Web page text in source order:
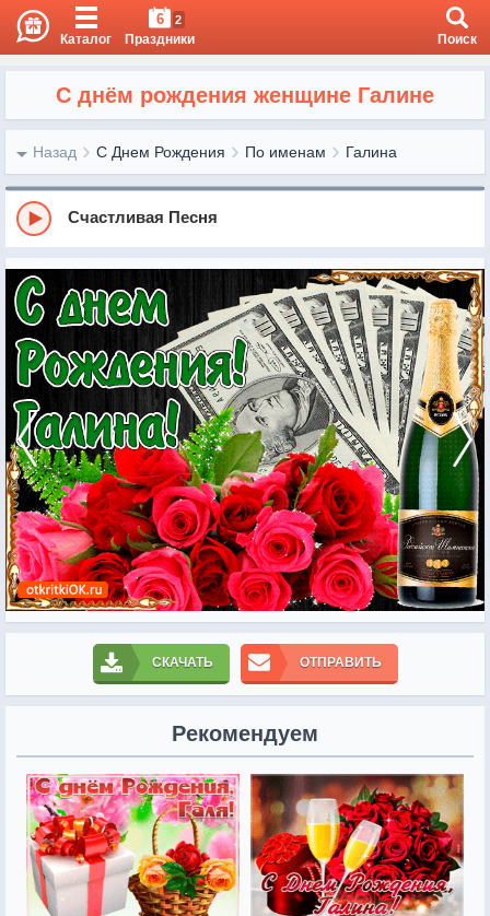
Каталог
6 2
Праздники Поиск
С днём рождения женщине Галине
Назад С Днем Рождения По именам Галина
Счастливая Песня
СКАЧАТЬ ОТПРАВИТЬ
Рекомендуем